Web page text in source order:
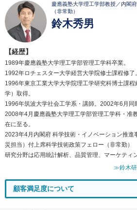
慶應義塾大学理工学部教授／内閣
（非常勤）
鈴木秀男
【経歴】
1989年慶應義塾大学理工学部管理工学科卒業。
1992年ロチェスター大学経営大学院修士課程修了。
1996年東京工業大学大学院理工学研究科博士課
学）取得。
1996年筑波大学社会工学系・講師。2002年6月同
2008年4月慶應義塾大学理工学部管理工学科・准
在に至る。
2023年4月内閣府 科学技術・イノベーション推進
災担当）付上席科学技術政策フェロー（非常勤）
研究分野は応用統計解析、品質管理、マーケティン
≫鈴木研
顧客満足度について